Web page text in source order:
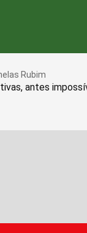
Rubim
antes